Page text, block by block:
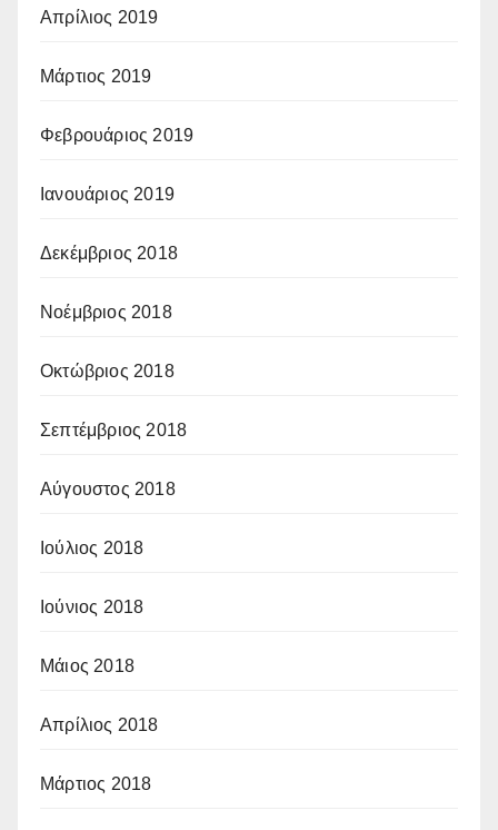
Απρίλιος 2019
Μάρτιος 2019
Φεβρουάριος 2019
Ιανουάριος 2019
Δεκέμβριος 2018
Νοέμβριος 2018
Οκτώβριος 2018
Σεπτέμβριος 2018
Αύγουστος 2018
Ιούλιος 2018
Ιούνιος 2018
Μάιος 2018
Απρίλιος 2018
Μάρτιος 2018